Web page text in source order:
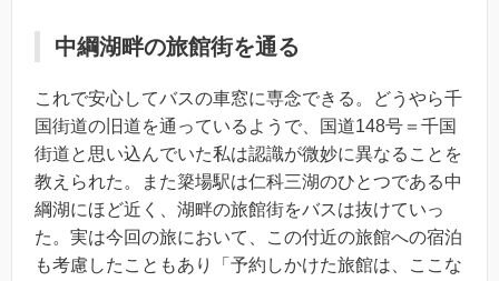
中綱湖畔の旅館街を通る
これで安心してバスの車窓に専念できる。どうやら千
国街道の旧道を通っているようで、国道148号＝千国
街道と思い込んでいた私は認識が微妙に異なることを
教えられた。また簗場駅は仁科三湖のひとつである中
綱湖にほど近く、湖畔の旅館街をバスは抜けていっ
た。実は今回の旅において、この付近の旅館への宿泊
も考慮したこともあり「予約しかけた旅館は、ここな